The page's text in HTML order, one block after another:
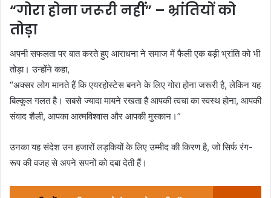
“गोरा होना जरूरी नहीं” – भ्रांतियों को
तोड़ा
अपनी सफलता पर बात करते हुए आराधना ने समाज में फैली एक बड़ी भ्रांति को भी
तोड़ा। उन्होंने कहा,
“अक्सर लोग मानते हैं कि एयरहोस्टेस बनने के लिए गोरा होना जरूरी है, लेकिन यह
बिल्कुल गलत है। सबसे ज्यादा मायने रखता है आपकी त्वचा का स्वस्थ होना, आपकी
संवाद शैली, आपका आत्मविश्वास और आपकी मुस्कान।”
उनका यह संदेश उन हजारों लड़कियों के लिए उम्मीद की किरण है, जो सिर्फ रंग-
रूप की वजह से अपने सपनों को दबा देती हैं।